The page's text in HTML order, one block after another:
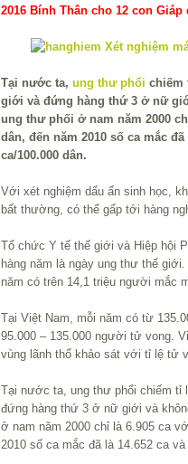
2016 Bính Thân cho 12 con
Tại nước ta, ung thư phổi chiếm
giới và đứng hàng thứ 3 ở nữ
ung thư phối ở nam năm 2000
dân, đến năm 2010 số ca mắc
ca/100.000 dân.
Với xét nghiệm dấu ấn sinh học,
bất thường, có thể gấp tới hàng
Tổ chức Y tế thế giới và Hiệp hội
hàng năm là ngày ung thư thế
năm có trên 14,1 triệu người mắc
Tại Việt Nam, mỗi năm có từ
95.000 – 135.000 người tử vong.
vùng lãnh thổ khảo sát với tỉ lệ tử
Tại nước ta, ung thư phổi chiếm tỉ
đứng hàng thứ 3 ở nữ giới và
ở nam năm 2000 chỉ là 6.905 ca
2010 số ca mắc đã là 14.652 ca